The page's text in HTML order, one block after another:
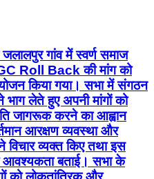
गांव में स्वर्ण समाज
Roll Back की मांग को
किया गया। सभा में संगठन
लेते हुए अपनी मांगों को
जागरूक करने का आह्वान
आरक्षण व्यवस्था और
व्यक्त किए तथा इस
आवश्यकता बताई। सभा के